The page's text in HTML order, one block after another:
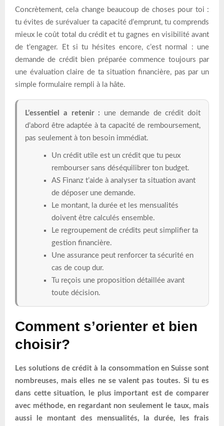
Concrètement, cela change beaucoup de choses pour toi :
tu évites de surévaluer ta capacité d’emprunt, tu comprends
mieux le coût total du crédit et tu gagnes en visibilité avant
de t’engager. Et si tu hésites encore, c’est normal : une
demande de crédit bien préparée commence toujours par
une évaluation claire de ta situation financière, pas par un
simple formulaire rempli à la hâte.
L’essentiel a retenir : une demande de crédit doit
d’abord être adaptée à ta capacité de remboursement,
pas seulement à ton besoin immédiat.
Un crédit utile est un crédit que tu peux
rembourser sans déséquilibrer ton budget.
AS Finanz t’aide à analyser ta situation avant
de déposer une demande.
Le montant, la durée et les mensualités
doivent être calculés ensemble.
Le regroupement de crédits peut simplifier ta
gestion financière.
Une assurance peut renforcer ta sécurité en
cas de coup dur.
Tu reçois une proposition détaillée avant
toute décision.
Comment s’orienter et bien
choisir?
Les solutions de crédit à la consommation en Suisse sont
nombreuses, mais elles ne se valent pas toutes. Si tu es
dans cette situation, le plus important est de comparer
avec méthode, en regardant non seulement le taux, mais
aussi le montant des mensualités, la durée, les frais